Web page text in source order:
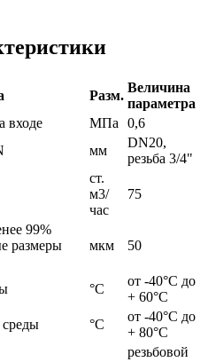
Разм.
Величина
параметра
входе МПа
0,6
мм
DN20,
резьба 3/4"
ст.
м3/
час
75
99%
размеры
мкм 50
°С
от -40°С до
+ 60°С
°С
от -40°С до
+ 80°С
резьбовой